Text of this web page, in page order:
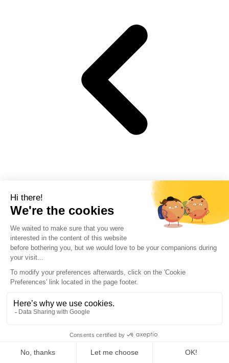
2
Close menu
Filter
Merken
Artemis (1)
DynaSpheres
Hanbat (1)
Toon meer